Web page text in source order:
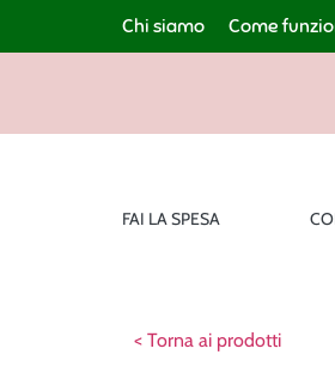
Chi siamo Come
FAI LA SPESA
< Torna ai prodotti